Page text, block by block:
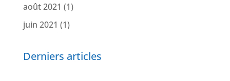
août 2021 (1)
juin 2021 (1)
Derniers articles